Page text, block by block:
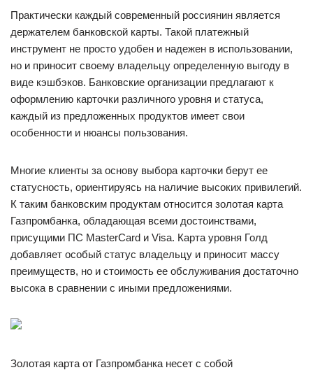
Практически каждый современный россиянин является
держателем банковской карты. Такой платежный
инструмент не просто удобен и надежен в использовании,
но и приносит своему владельцу определенную выгоду в
виде кэшбэков. Банковские организации предлагают к
оформлению карточки различного уровня и статуса,
каждый из предложенных продуктов имеет свои
особенности и нюансы пользования.
Многие клиенты за основу выбора карточки берут ее
статусность, ориентируясь на наличие высоких привилегий.
К таким банковским продуктам относится золотая карта
Газпромбанка, обладающая всеми достоинствами,
присущими ПС MasterCard и Visa. Карта уровня Голд
добавляет особый статус владельцу и приносит массу
преимуществ, но и стоимость ее обслуживания достаточно
высока в сравнении с иными предложениями.
Золотая карта от Газпромбанка несет с собой